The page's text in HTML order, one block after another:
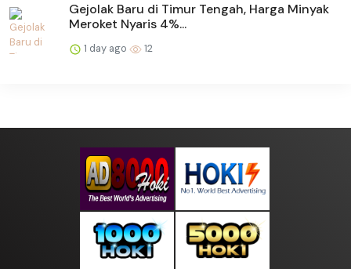
Gejolak Baru di Timur Tengah, Harga Minyak
Meroket Nyaris 4%...
1 day ago 12